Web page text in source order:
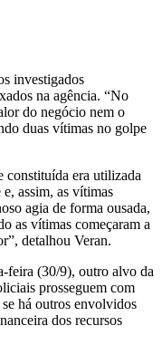
investigados
na agência. “No
do negócio nem o
duas vítimas no golpe
constituída era utilizada
assim, as vítimas
agia de forma ousada,
as vítimas começaram a
detalhou Veran.
feira (30/9), outro alvo da
prosseguem com
há outros envolvidos
dos recursos